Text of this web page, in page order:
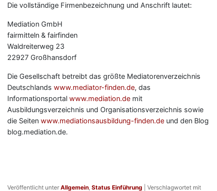
Die vollständige Firmenbezeichnung und Anschrift lautet:
Mediation GmbH
fairmitteln & fairfinden
Waldreiterweg 23
22927 Großhansdorf
Die Gesellschaft betreibt das größte Mediatorenverzeichnis
Deutschlands www.mediator-finden.de, das
Informationsportal www.mediation.de mit
Ausbildungsverzeichnis und Organisationsverzeichnis sowie
die Seiten www.mediationsausbildung-finden.de und den Blog
blog.mediation.de.
Veröffentlicht unter Allgemein Status Einführung
Verschlagwortet mit